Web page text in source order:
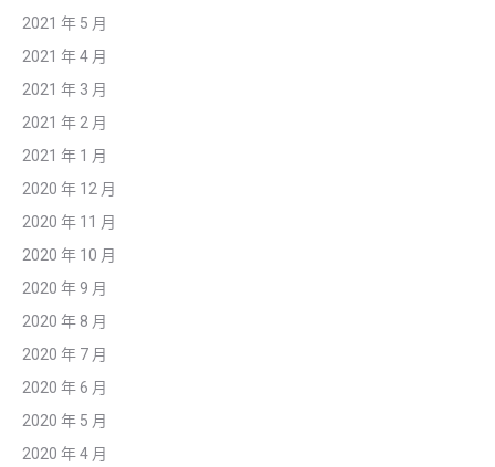
2021 年 5 月
2021 年 4 月
2021 年 3 月
2021 年 2 月
2021 年 1 月
2020 年 12 月
2020 年 11 月
2020 年 10 月
2020 年 9 月
2020 年 8 月
2020 年 7 月
2020 年 6 月
2020 年 5 月
2020 年 4 月